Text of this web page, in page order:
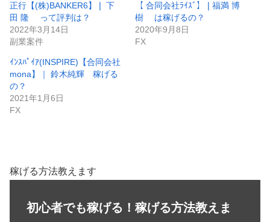
正行【(株)BANKER6】❘ 下
田 隆 って評判は？
2022年3月14日
副業案件
【 合同会社ﾗｲｽﾞ】❘福満 博
樹 は稼げるの？
2020年9月8日
FX
ｲﾝｽﾊﾟｲｱ(INSPIRE)【合同会社
mona】｜ 鈴木純輝 稼げる
の？
2021年1月6日
FX
稼げる方法教えます
初心者でも稼げる！稼げる方法教えま